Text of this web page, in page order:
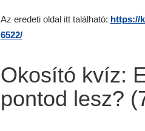
Az eredeti oldal itt található: https://
6522/
Okosító kvíz:
pontod lesz?